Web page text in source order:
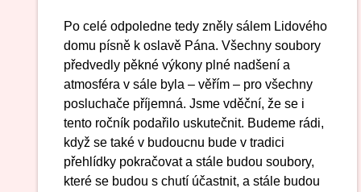
Po celé odpoledne tedy zněly sálem Lidového
domu písně k oslavě Pána. Všechny soubory
předvedly pěkné výkony plné nadšení a
atmosféra v sále byla – věřím – pro všechny
posluchače příjemná. Jsme vděční, že se i
tento ročník podařilo uskutečnit. Budeme rádi,
když se také v budoucnu bude v tradici
přehlídky pokračovat a stále budou soubory,
které se budou s chutí účastnit, a stále budou